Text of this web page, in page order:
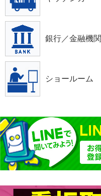
銀行／金融機関
ショールーム